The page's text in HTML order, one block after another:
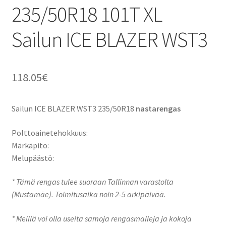
235/50R18 101T XL
Sailun ICE BLAZER WST3
118.05€
Sailun ICE BLAZER WST3 235/50R18 nastarengas
Polttoainetehokkuus:
Märkäpito:
Melupäästö:
* Tämä rengas tulee suoraan Tallinnan varastolta
(Mustamäe). Toimitusaika noin 2-5 arkipäivää.
* Meillä voi olla useita samoja rengasmalleja ja kokoja